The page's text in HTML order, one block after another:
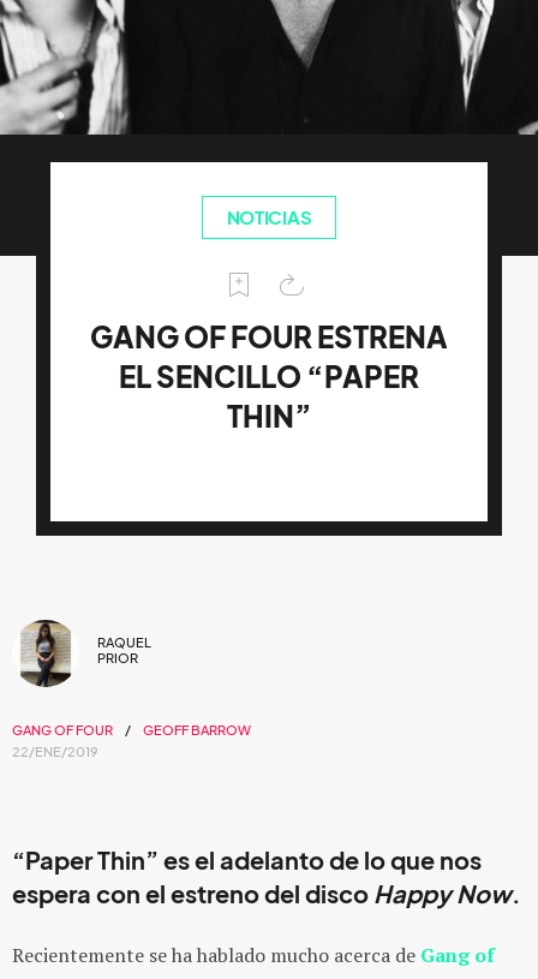
NOTICIAS
GANG OF FOUR ESTRENA
EL SENCILLO “PAPER
THIN”
RAQUEL
PRIOR
GANG OF FOUR
GEOFF BARROW
22/ENE/2019
“Paper Thin” es el adelanto de lo que nos
espera con el estreno del disco Happy Now.
Recientemente se ha hablado mucho acerca de Gang of